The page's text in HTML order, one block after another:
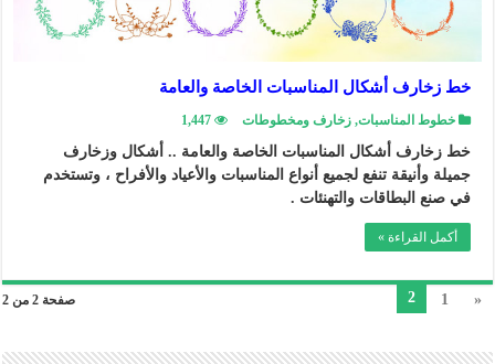
خط زخارف أشكال المناسبات الخاصة والعامة
خطوط المناسبات,زخارف ومخطوطات 1,447
خط زخارف أشكال المناسبات الخاصة والعامة .. أشكال وزخارف
جميلة وأنيقة تنفع لجميع أنواع المناسبات والأعياد والأفراح ، وتستخدم
في صنع البطاقات والتهنئات .
أكمل القراءة »
صفحة 2 من 2 «
1
2